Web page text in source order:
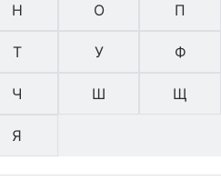
Н О П
Т У Ф
Ч Ш Щ
Я